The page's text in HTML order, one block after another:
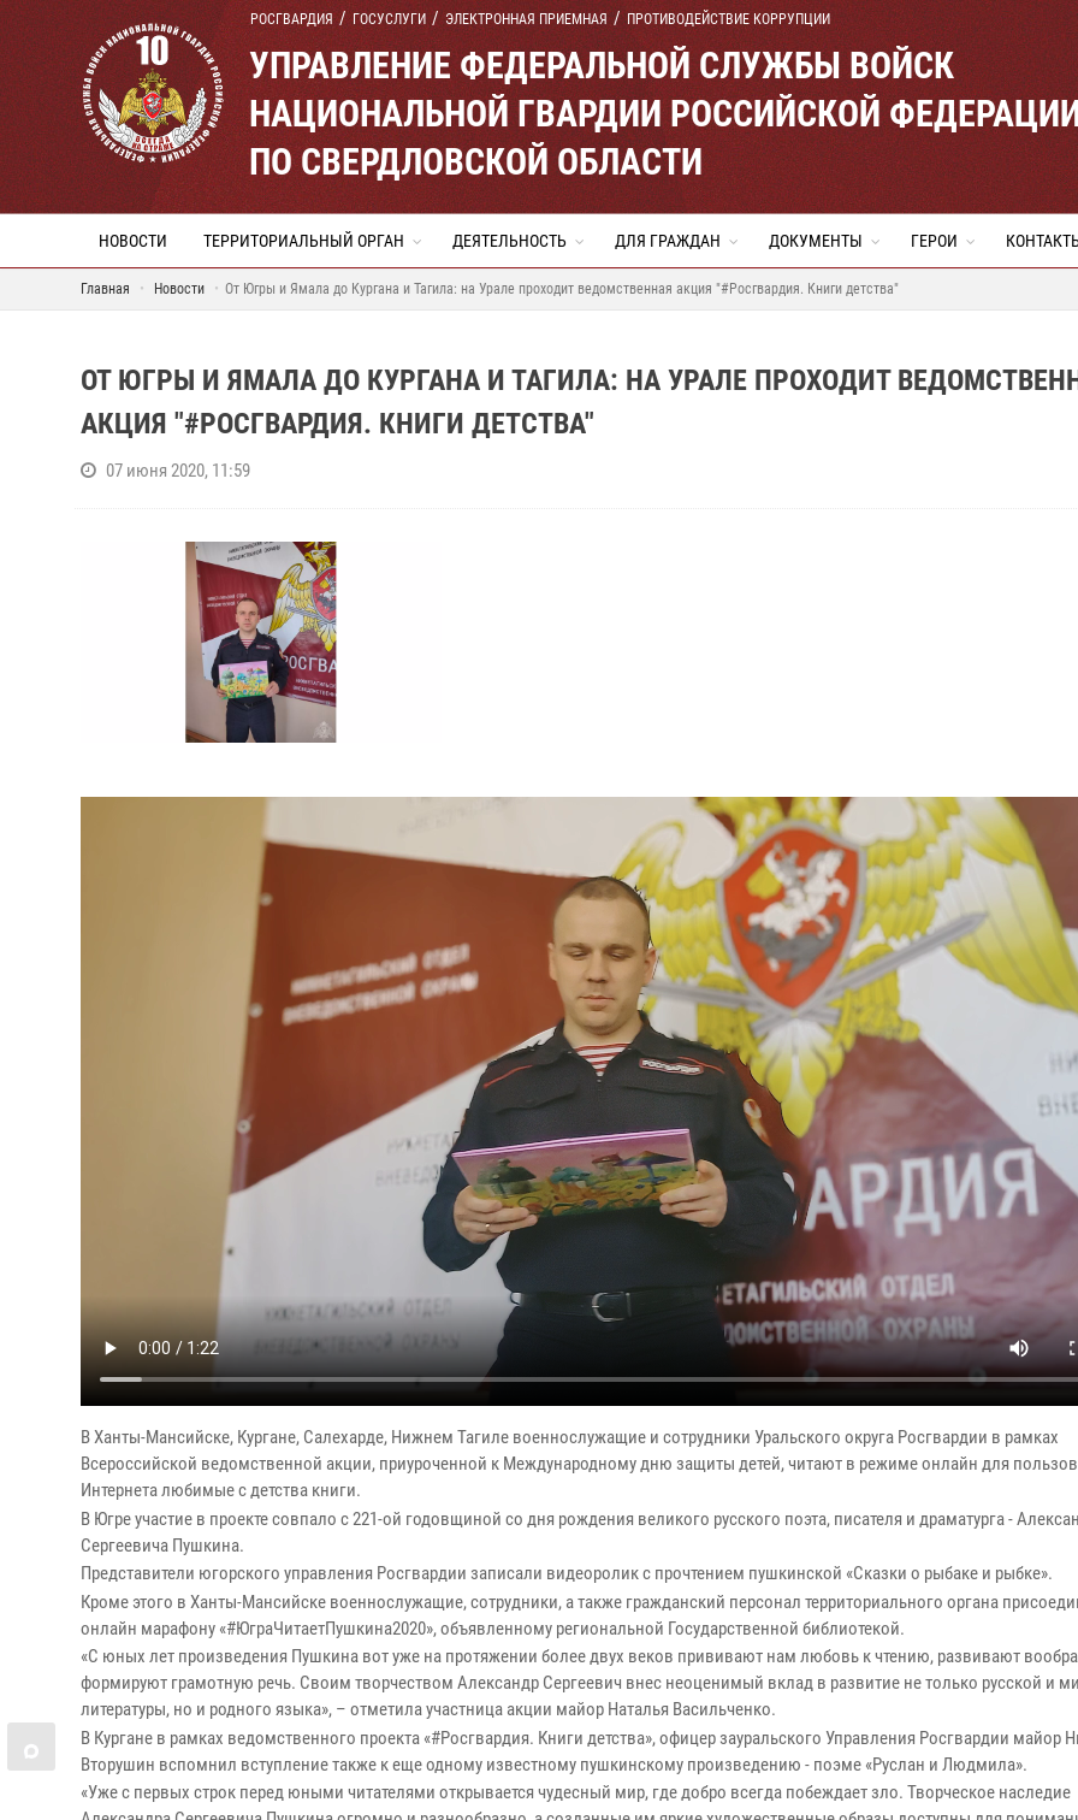
РОСГВАРДИЯ ГОСУСЛУГИ ЭЛЕКТРОННАЯ ПРИЕМНАЯ ПРОТИВОДЕЙСТВИЕ КОРРУПЦИИ
УПРАВЛЕНИЕ ФЕДЕРАЛЬНОЙ СЛУЖБЫ ВОЙСК
НАЦИОНАЛЬНОЙ ГВАРДИИ РОССИЙСКОЙ
ПО СВЕРДЛОВСКОЙ ОБЛАСТИ
НОВОСТИ ТЕРРИТОРИАЛЬНЫЙ ОРГАН ДЕЯТЕЛЬНОСТЬ ДЛЯ ГРАЖДАН ДОКУМЕНТЫ ГЕРОИ
Главная Новости От Югры и Ямала до Кургана и Тагила: на Урале проходит ведомственная акция "#Росгвардия. Книги детства"
ОТ ЮГРЫ И ЯМАЛА ДО КУРГАНА И ТАГИЛА: НА УРАЛЕ ПРОХОДИТ
АКЦИЯ "#РОСГВАРДИЯ. КНИГИ ДЕТСТВА"
07 июня 2020, 11:59
В Ханты-Мансийске, Кургане, Салехарде, Нижнем Тагиле военнослужащие и сотрудники Уральского округа Росгвардии в рамках
Всероссийской ведомственной акции, приуроченной к Международному дню защиты детей, читают в режиме онлайн для
Интернета любимые с детства книги.
В Югре участие в проекте совпало с 221-ой годовщиной со дня рождения великого русского поэта, писателя и драматурга -
Сергеевича Пушкина.
Представители югорского управления Росгвардии записали видеоролик с прочтением пушкинской «Сказки о рыбаке и рыбке».
Кроме этого в Ханты-Мансийске военнослужащие, сотрудники, а также гражданский персонал территориального органа
онлайн марафону «#ЮграЧитаетПушкина2020», объявленному региональной Государственной библиотекой.
«С юных лет произведения Пушкина вот уже на протяжении более двух веков прививают нам любовь к чтению, развивают
формируют грамотную речь. Своим творчеством Александр Сергеевич внес неоценимый вклад в развитие не только русской и
литературы, но и родного языка», – отметила участница акции майор Наталья Васильченко.
В Кургане в рамках ведомственного проекта «#Росгвардия. Книги детства», офицер зауральского Управления Росгвардии майор
Вторушин вспомнил вступление также к еще одному известному пушкинскому произведению - поэме «Руслан и Людмила».
«Уже с первых строк перед юными читателями открывается чудесный мир, где добро всегда побеждает зло. Творческое наследие